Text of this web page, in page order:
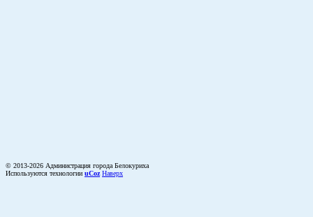
© 2013-2026 Администрация города Белокуриха
Используются технологии uCoz Наверх